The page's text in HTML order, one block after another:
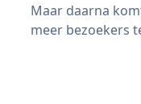
Maar daarna
meer bezoekers